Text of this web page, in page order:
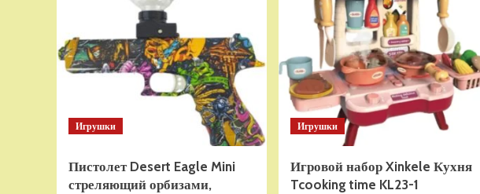
(117х76)
(HASI-
21117)
Игрушки
Пистолет Desert Eagle Mini
стреляющий орбизами,
Игрушки
Игровой набор Xinkele Кухня
Tcooking time KL23-1